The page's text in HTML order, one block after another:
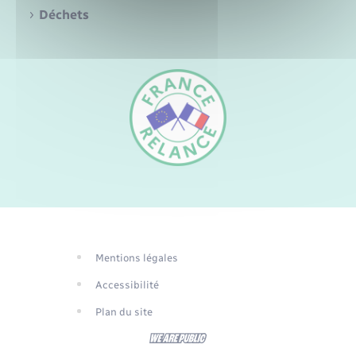
Traduction du
DE
Déchets
Mentions légales
Accessibilité
Plan du site